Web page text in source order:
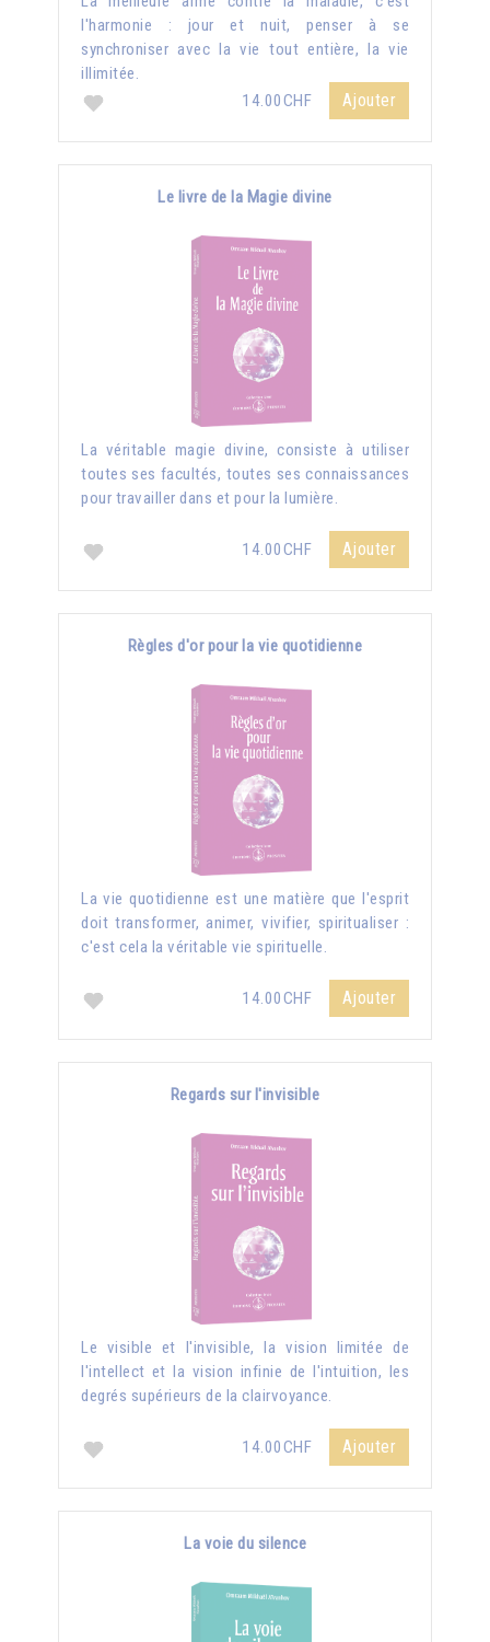
l'harmonie : jour et nuit, penser à se
synchroniser avec la vie tout entière, la vie
illimitée.
14.00CHF
Ajouter
Le livre de la Magie divine
La véritable magie divine, consiste à utiliser
toutes ses facultés, toutes ses connaissances
pour travailler dans et pour la lumière.
14.00CHF Ajouter
Règles d'or pour la vie quotidienne
La vie quotidienne est une matière que l'esprit
doit transformer, animer, vivifier, spiritualiser :
c'est cela la véritable vie spirituelle.
14.00CHF Ajouter
Regards sur l'invisible
Le visible et l'invisible, la vision limitée de
l'intellect et la vision infinie de l'intuition, les
degrés supérieurs de la clairvoyance.
14.00CHF Ajouter
La voie du silence